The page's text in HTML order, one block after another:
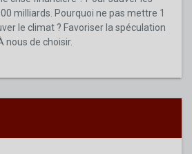
milliards. Pourquoi ne pas mettre 1
le climat ? Favoriser la spéculation
nous de choisir.